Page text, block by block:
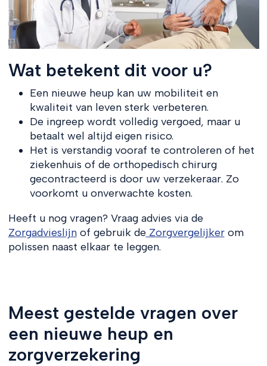
Wat betekent dit voor u?
Een nieuwe heup kan uw mobiliteit en
kwaliteit van leven sterk verbeteren.
De ingreep wordt volledig vergoed, maar u
betaalt wel altijd eigen risico.
Het is verstandig vooraf te controleren of het
ziekenhuis of de orthopedisch chirurg
gecontracteerd is door uw verzekeraar. Zo
voorkomt u onverwachte kosten.
Heeft u nog vragen? Vraag advies via de
Zorgadvieslijnof gebruik deZorgvergelijkerom
polissen naast elkaar te leggen.
Meest gestelde vragen over
een nieuwe heup en
zorgverzekering